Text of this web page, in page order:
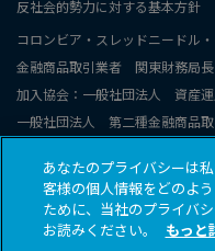
反社会的勢力に対する基本方針
コロンビア・スレッドニードル
金融商品取引業者 関東財務局
加入協会：一般社団法人 資産
一般社団法人 第二種金融商品
スレッドニードル関連グループ
© 2026 COLUMBIA
All rights reserved.
あなたのプライバシーは
客様の個人情報をどのよ
ために、当社のプライバ
お読みください。
もっと